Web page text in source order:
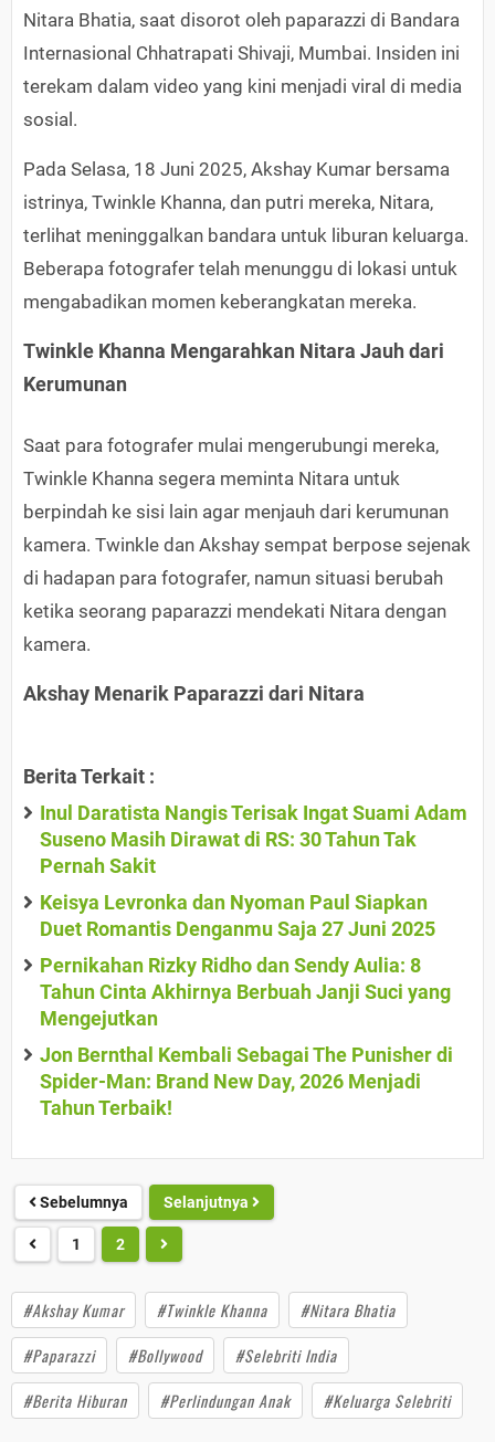
Nitara Bhatia, saat disorot oleh paparazzi di Bandara
Internasional Chhatrapati Shivaji, Mumbai. Insiden ini
terekam dalam video yang kini menjadi viral di media
sosial.
Pada Selasa, 18 Juni 2025, Akshay Kumar bersama
istrinya, Twinkle Khanna, dan putri mereka, Nitara,
terlihat meninggalkan bandara untuk liburan keluarga.
Beberapa fotografer telah menunggu di lokasi untuk
mengabadikan momen keberangkatan mereka.
Twinkle Khanna Mengarahkan Nitara Jauh dari
Kerumunan
Saat para fotografer mulai mengerubungi mereka,
Twinkle Khanna segera meminta Nitara untuk
berpindah ke sisi lain agar menjauh dari kerumunan
kamera. Twinkle dan Akshay sempat berpose sejenak
di hadapan para fotografer, namun situasi berubah
ketika seorang paparazzi mendekati Nitara dengan
kamera.
Akshay Menarik Paparazzi dari Nitara
Berita Terkait :
Inul Daratista Nangis Terisak Ingat Suami Adam
Suseno Masih Dirawat di RS: 30 Tahun Tak
Pernah Sakit
Keisya Levronka dan Nyoman Paul Siapkan
Duet Romantis Denganmu Saja 27 Juni 2025
Pernikahan Rizky Ridho dan Sendy Aulia: 8
Tahun Cinta Akhirnya Berbuah Janji Suci yang
Mengejutkan
Jon Bernthal Kembali Sebagai The Punisher di
Spider-Man: Brand New Day, 2026 Menjadi
Tahun Terbaik!
Sebelumnya Selanjutnya
1 2
#Akshay Kumar #Twinkle Khanna
#Nitara Bhatia
#Paparazzi
#Bollywood
#Selebriti India
#Berita Hiburan
#Perlindungan Anak #Keluarga Selebriti